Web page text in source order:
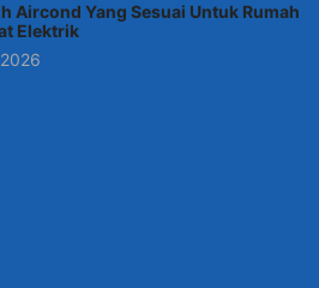
Aircond Yang Sesuai Untuk Rumah
Elektrik